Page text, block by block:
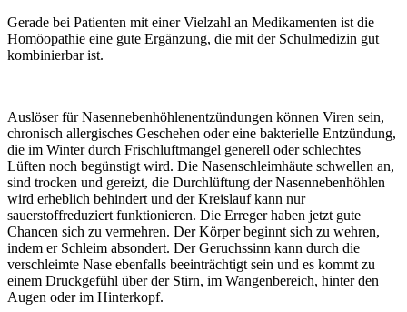
Gerade bei Patienten mit einer Vielzahl an Medikamenten ist die
Homöopathie eine gute Ergänzung, die mit der Schulmedizin gut
kombinierbar ist.
Auslöser für Nasennebenhöhlenentzündungen können Viren sein,
chronisch allergisches Geschehen oder eine bakterielle Entzündung,
die im Winter durch Frischluftmangel generell oder schlechtes
Lüften noch begünstigt wird. Die Nasenschleimhäute schwellen an,
sind trocken und gereizt, die Durchlüftung der Nasennebenhöhlen
wird erheblich behindert und der Kreislauf kann nur
sauerstoffreduziert funktionieren. Die Erreger haben jetzt gute
Chancen sich zu vermehren. Der Körper beginnt sich zu wehren,
indem er Schleim absondert. Der Geruchssinn kann durch die
verschleimte Nase ebenfalls beeinträchtigt sein und es kommt zu
einem Druckgefühl über der Stirn, im Wangenbereich, hinter den
Augen oder im Hinterkopf.